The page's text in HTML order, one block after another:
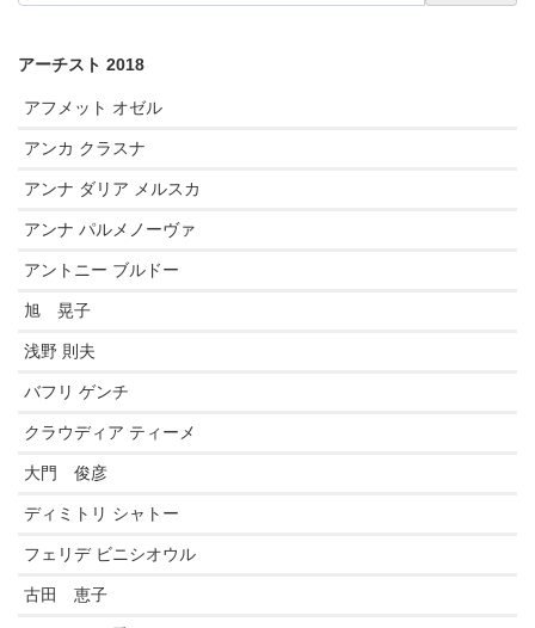
アーチスト 2018
アフメット オゼル
アンカ クラスナ
アンナ ダリア メルスカ
アンナ パルメノーヴァ
アントニー ブルドー
旭 晃子
浅野 則夫
バフリ ゲンチ
クラウディア ティーメ
大門 俊彦
ディミトリ シャトー
フェリデ ビニシオウル
古田 恵子